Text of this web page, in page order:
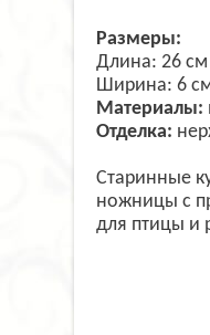
Размеры:
Длина: 26 см
Ширина: 6
Материалы:
Отделка:
Старинные
ножницы с
для птицы и